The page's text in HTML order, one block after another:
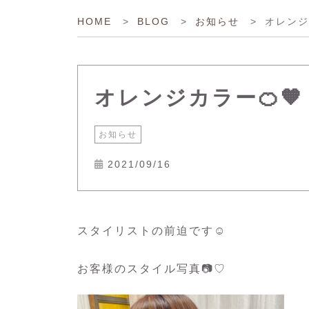
HOME > BLOG > お知らせ > オレン
オレンジカラー🍊🧡
お知らせ
2021/09/16
スタイリストの前迫です︎︎︎︎︎☺︎
お客様のスタイル写真📷♡